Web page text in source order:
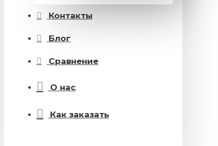
Контакты
Блог
Сравнение
О нас
Как заказать